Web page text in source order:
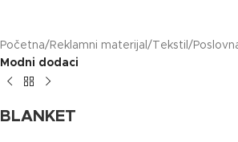
Početna Reklamni materijal Tekstil
Modni dodaci
BLANKET